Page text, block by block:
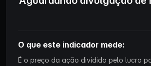
O que este indicador mede:
É o preço da ação dividido pelo lucro